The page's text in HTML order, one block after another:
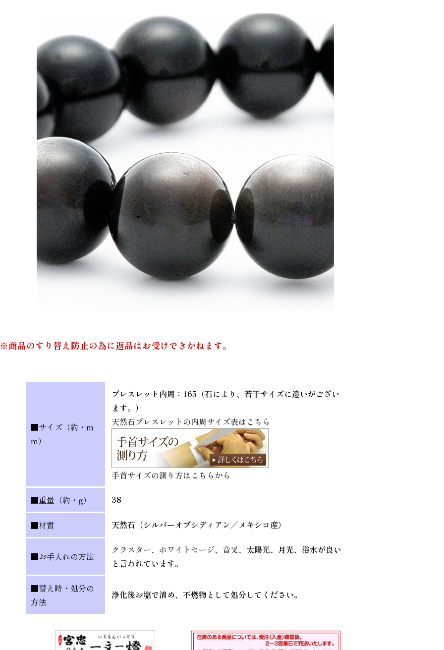
※商品のすり替え防止の為に返品はお受けできかねます。
■サイズ（約・m
m）
ブレスレット内周：165（石により、若干サイズに違いがござい
ます。）
天然石ブレスレットの内周サイズ表はこちら
手首サイズの測り方はこちらから
■重量（約・g） 38
■材質 天然石（シルバーオブシディアン／メキシコ産）
■お手入れの方法
クラスター、 ホワイトセージ、 音叉、太陽光、月光、浴水が良い
と言われています。
■替え時・処分の
方法
浄化後お塩で清め、不燃物として処分してください。